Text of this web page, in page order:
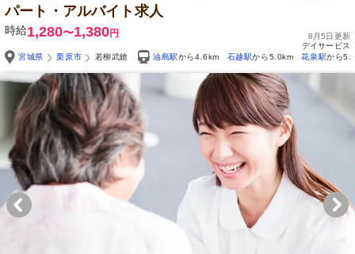
パート・アルバイト求人
時給1,280〜1,380円
8月5日更新
デイサービス
宮城県
栗原市 若柳武鎗 油島駅から4.6km 石越駅から5.0km 花泉駅から